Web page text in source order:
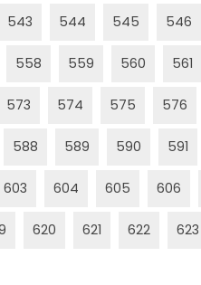
543 544 545 546
558 559 560 561
573 574 575 576
588 589 590 591
603 604 605 606
620 621 622 623